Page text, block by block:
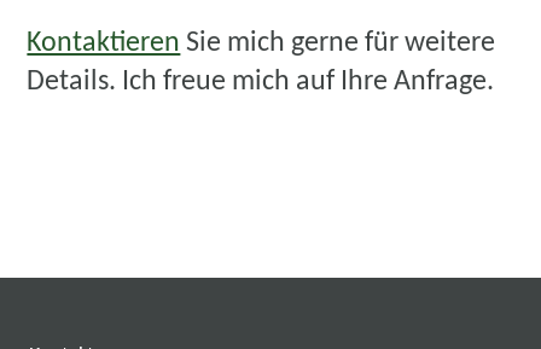
Kontaktieren Sie mich gerne für weitere
Details. Ich freue mich auf Ihre Anfrage.